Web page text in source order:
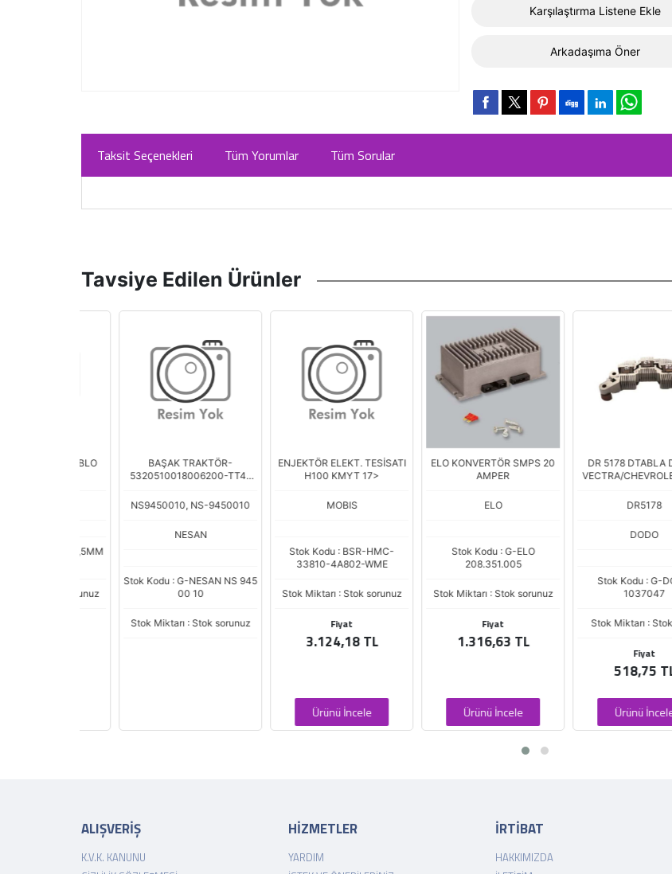
Karşılaştırma Listene Ekle
Arkadaşıma Öner
Taksit Seçenekleri Tüm Yorumlar Tüm Sorular
Tavsiye Edilen Ürünler
BAŞAK TRAKTÖR-
5320510018006200-TT4-
NS9450010, NS-9450010
Stok Kodu : G-NESAN NS 945
Stok Miktarı : Stok sorunuz
ENJEKTÖR ELEKT. TESİSATI
H100 KMYT 17>
Stok Kodu : BSR-HMC-
33810-4A802-WME
Stok Miktarı : Stok sorunuz
3.124,18 TL
Ürünü İncele
ELO KONVERTÖR SMPS 20
Stok Kodu : G-ELO
208.351.005
Stok Miktarı : Stok sorunuz
1.316,63 TL
Ürünü İncele
DR 5178 DTABLA DELCO
VECTRA/CHEVROLET 120A
Stok Kodu : G-DODO
1037047
Stok Miktarı : Stokta Var
518,75 TL
Ürünü İncele
ALIŞVERİŞ
K.V.K. KANUNU
HİZMETLER
YARDIM
İRTİBAT
HAKKIMIZDA